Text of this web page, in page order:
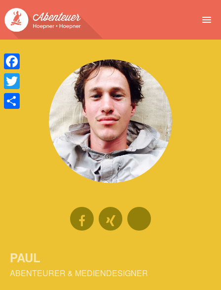
ABENTEUER
SPONSOREN
PAUL
ABENTEURER & MEDIENDESIGNER
Facebook
Twitter